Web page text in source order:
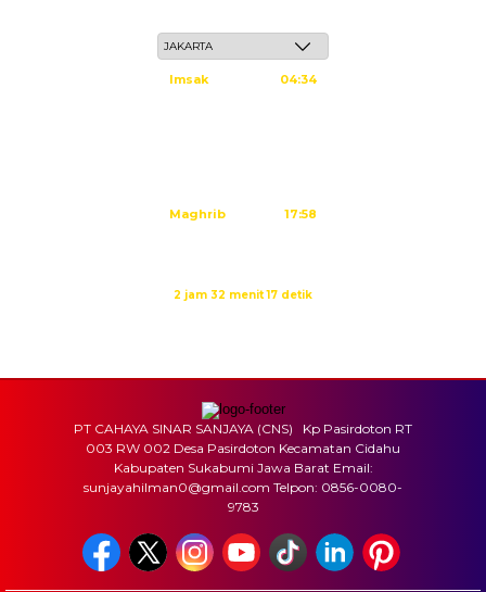
Imsak 04:34
Maghrib 17:58
2 jam 32 menit 15 detik
PT CAHAYA SINAR SANJAYA (CNS) Kp Pasirdoton RT
003 RW 002 Desa Pasirdoton Kecamatan Cidahu
Kabupaten Sukabumi Jawa Barat Email:
sunjayahilman0@gmail.com Telpon: 0856-0080-
9783